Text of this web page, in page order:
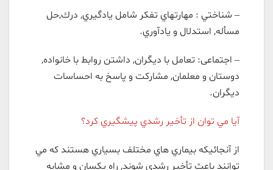
– شناختي : مهارتهاي تفكر شامل يادگيري, درك,‌حل
مسأله, استدلال و يادآوري.
– اجتماعی: تعامل با ديگران, داشتن روابط با خانواده,
دوستان و معلمان, مشاركت و پاسخ به احساسات
ديگران.
آیا مي توان از تأخير رشدي پيشگيري كرد؟
از آنجائيكه بيماري هاي مختلف بسياري هستند كه مي
توانند باعث تأخير رشدي شوند, راه یکسان و مشابه